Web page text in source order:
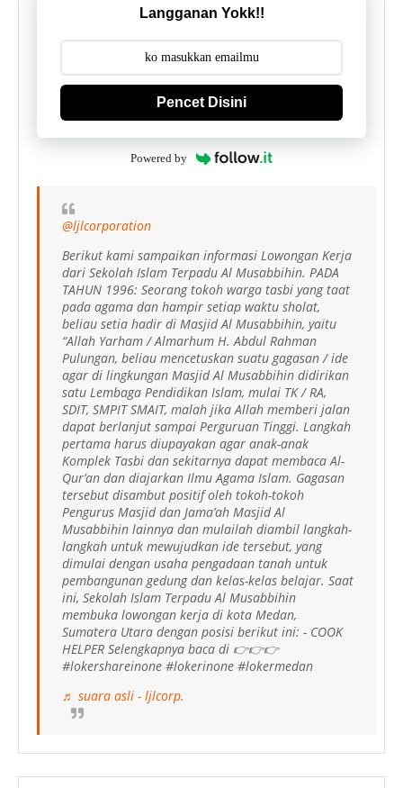
Langganan Yokk!!
Pencet Disini
Powered by
@ljlcorporation
Berikut kami sampaikan informasi Lowongan Kerja
dari Sekolah Islam Terpadu Al Musabbihin. PADA
TAHUN 1996: Seorang tokoh warga tasbi yang taat
pada agama dan hampir setiap waktu sholat,
beliau setia hadir di Masjid Al Musabbihin, yaitu
“Allah Yarham / Almarhum H. Abdul Rahman
Pulungan, beliau mencetuskan suatu gagasan / ide
agar di lingkungan Masjid Al Musabbihin didirikan
satu Lembaga Pendidikan Islam, mulai TK / RA,
SDIT, SMPIT SMAIT, malah jika Allah memberi jalan
dapat berlanjut sampai Perguruan Tinggi. Langkah
pertama harus diupayakan agar anak-anak
Komplek Tasbi dan sekitarnya dapat membaca Al-
Qur’an dan diajarkan Ilmu Agama Islam. Gagasan
tersebut disambut positif oleh tokoh-tokoh
Pengurus Masjid dan Jama’ah Masjid Al
Musabbihin lainnya dan mulailah diambil langkah-
langkah untuk mewujudkan ide tersebut, yang
dimulai dengan usaha pengadaan tanah untuk
pembangunan gedung dan kelas-kelas belajar. Saat
ini, Sekolah Islam Terpadu Al Musabbihin
membuka lowongan kerja di kota Medan,
Sumatera Utara dengan posisi berikut ini: - COOK
HELPER Selengkapnya baca di 👉👉👉
#lokershareinone #lokerinone #lokermedan
♬ suara asli - ljlcorp.